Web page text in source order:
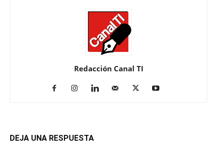
Redacción Canal TI
DEJA UNA RESPUESTA